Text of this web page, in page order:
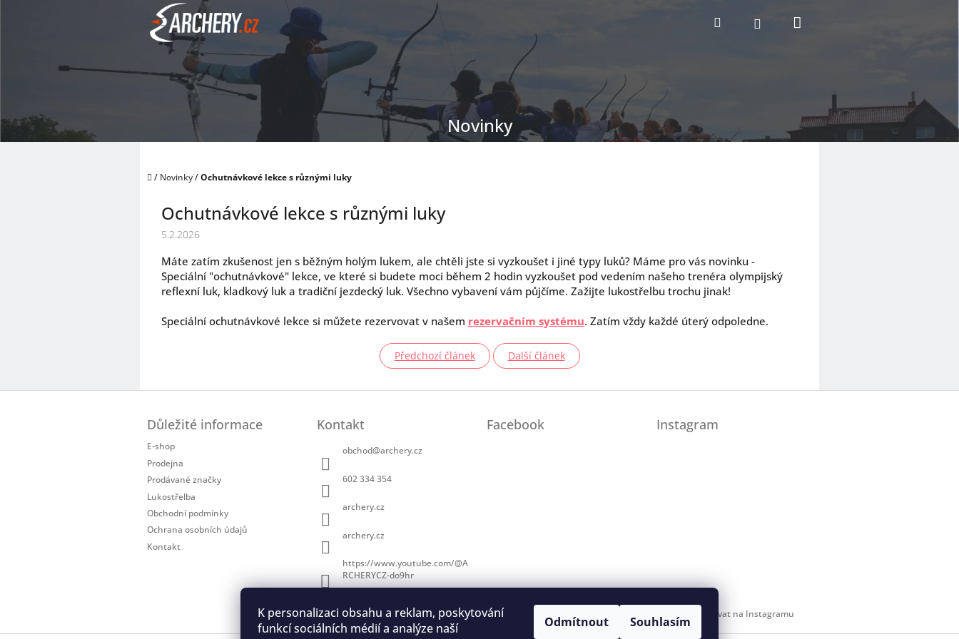
K personalizaci obsahu a reklam, poskytování
funkcí sociálních médií a analýze naší
Odmítnout Souhlasím
Hledat Přihlášení
Novinky
Domů
/ Novinky/Ochutnávkové lekce s různými luky
Ochutnávkové lekce s různými luky
5.2.2026
Máte zatím zkušenost jen s běžným holým lukem, ale chtěli jste si vyzkoušet i jiné typy luků? Máme pro vás novinku -
Speciální "ochutnávkové" lekce, ve které si budete moci během 2 hodin vyzkoušet pod vedením našeho trenéra olympijský
reflexní luk, kladkový luk a tradiční jezdecký luk. Všechno vybavení vám půjčíme. Zažijte lukostřelbu trochu jinak!
Speciální ochutnávkové lekce si můžete rezervovat v našem rezervačním systému. Zatím vždy každé úterý odpoledne.
Předchozí článek Další článek
Důležité informace
E-shop
Prodejna
Prodávané značky
Lukostřelba
Obchodní podmínky
Ochrana osobních údajů
Kontakt
Kontakt
obchod@archery.cz
602 334 354
archery.cz
archery.cz
https://www.youtube.com/@A
RCHERYCZ-do9hr
Facebook Instagram
Sledovat na Instagramu